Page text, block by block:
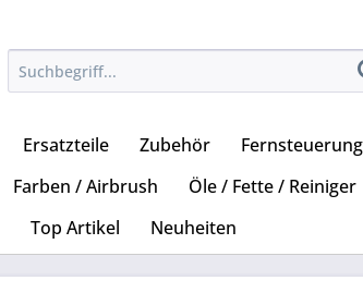
Ersatzteile Zubehör
Farben / Airbrush Öle / Fette / Reiniger
Top Artikel Neuheiten